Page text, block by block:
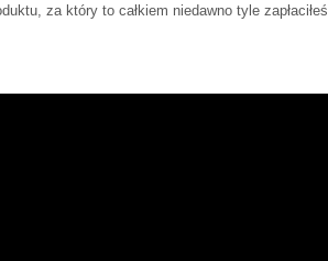
za który to całkiem niedawno tyle zapłaciłeś.